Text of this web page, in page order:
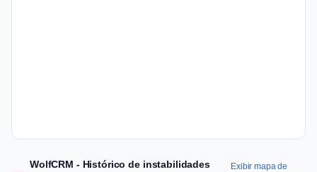
WolfCRM - Histórico de instabilidades
Exibir mapa de